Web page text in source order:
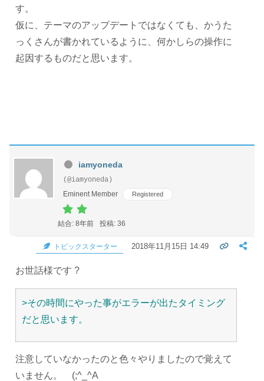
す。
仮に、テーマのアップデートではなくても、かうた
っくさんが書かれているように、何かしらの操作に
起因するものだと思います。
iamyoneda
(@iamyoneda)
Eminent Member
Registered
結合: 8年前 投稿: 36
トピックスターター 2018年11月15日 14:49
お世話様です ?
>その時間にやった事がエラーが出たタイミング
だと思います。
注意していなかったのと色々やりましたので覚えて
いません。 (;^_^A